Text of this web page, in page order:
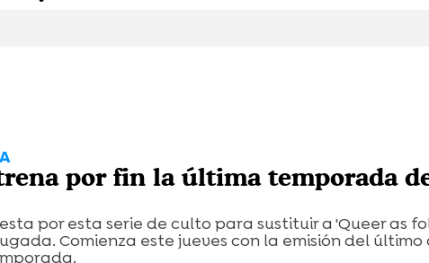
por fin la última temporada
por esta serie de culto para sustituir a 'Queer as
Comienza este jueves con la emisión del